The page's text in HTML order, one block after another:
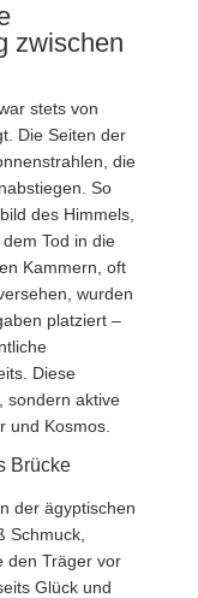
zwischen
stets von
Die Seiten der
die
So
des Himmels,
Tod in die
Kammern, oft
wurden
platziert –
Diese
sondern aktive
und Kosmos.
Brücke
der ägyptischen
Schmuck,
den Träger vor
Glück und